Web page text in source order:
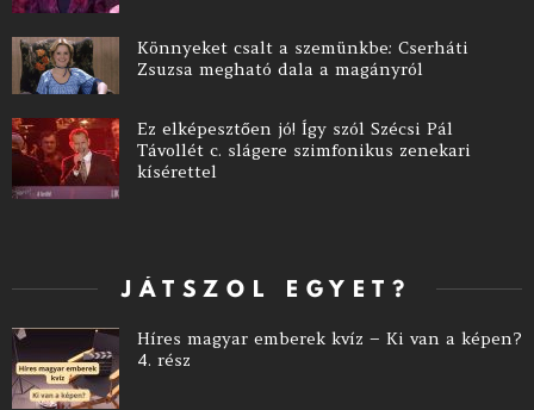
Könnyeket csalt a szemünkbe: Cserháti
Zsuzsa megható dala a magányról
Ez elképesztően jó! Így szól Szécsi Pál
Távollét c. slágere szimfonikus zenekari
kísérettel
JÁTSZOL EGYET?
Híres magyar emberek kvíz – Ki van a képen?
4. rész